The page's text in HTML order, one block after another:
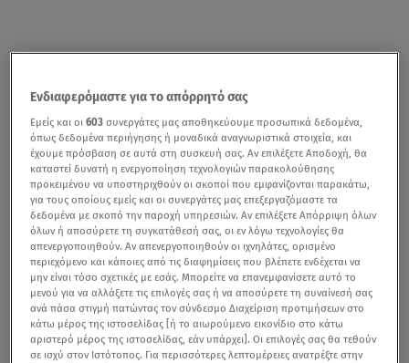
Ενδιαφερόμαστε για το απόρρητό σας
Εμείς και οι603 συνεργάτες μας αποθηκεύουμε προσωπικά δεδομένα,
όπως δεδομένα περιήγησης ή μοναδικά αναγνωριστικά στοιχεία, και
έχουμε πρόσβαση σε αυτά στη συσκευή σας. Αν επιλέξετε Αποδοχή, θα
καταστεί δυνατή η ενεργοποίηση τεχνολογιών παρακολούθησης
προκειμένου να υποστηριχθούν οι σκοποί που εμφανίζονται παρακάτω,
για τους οποίους εμείς και οι συνεργάτες μας επεξεργαζόμαστε τα
δεδομένα με σκοπό την παροχή υπηρεσιών. Αν επιλέξετε Απόρριψη όλων
όλων ή αποσύρετε τη συγκατάθεσή σας, οι εν λόγω τεχνολογίες θα
απενεργοποιηθούν. Αν απενεργοποιηθούν οι ιχνηλάτες, ορισμένο
περιεχόμενο και κάποιες από τις διαφημίσεις που βλέπετε ενδέχεται να
μην είναι τόσο σχετικές με εσάς. Μπορείτε να επανεμφανίσετε αυτό το
μενού για να αλλάξετε τις επιλογές σας ή να αποσύρετε τη συναίνεσή σας
ανά πάσα στιγμή πατώντας τον σύνδεσμο Διαχείριση προτιμήσεων στο
κάτω μέρος της ιστοσελίδας [ή το αιωρούμενο εικονίδιο στο κάτω
αριστερό μέρος της ιστοσελίδας, εάν υπάρχει]. Οι επιλογές σας θα τεθούν
σε ισχύ στον Ιστότοπος. Για περισσότερες λεπτομέρειες ανατρέξτε στην